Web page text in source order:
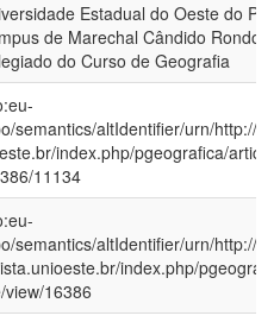
Estadual do Oeste do
de Marechal Cândido Rondon.
do Curso de Geografia
semantics/altIdentifier/urn/http://
index.php/pgeografica/
11134
semantics/altIdentifier/urn/http://e-
index.php/
view/16386